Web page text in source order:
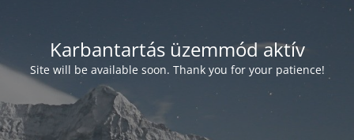
Karbantartás üzemmód aktív
Site will be available soon. Thank you for your patience!